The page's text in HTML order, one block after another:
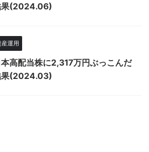
果(2024.06)
産運用
本高配当株に2,317万円ぶっこんだ
果(2024.03)